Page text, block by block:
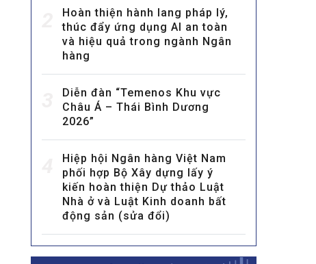
MULTIMEDIA
Video
E-magazines
Photos
Hoàn thiện hành lang pháp lý,
thúc đẩy ứng dụng AI an toàn
và hiệu quả trong ngành Ngân
hàng
Diễn đàn “Temenos Khu vực
Châu Á – Thái Bình Dương
2026”
Hiệp hội Ngân hàng Việt Nam
phối hợp Bộ Xây dựng lấy ý
kiến hoàn thiện Dự thảo Luật
Nhà ở và Luật Kinh doanh bất
động sản (sửa đổi)